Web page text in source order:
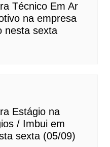
Técnico Em Ar
na empresa
nesta sexta
Estágio na
/ Imbui em
sexta (05/09)